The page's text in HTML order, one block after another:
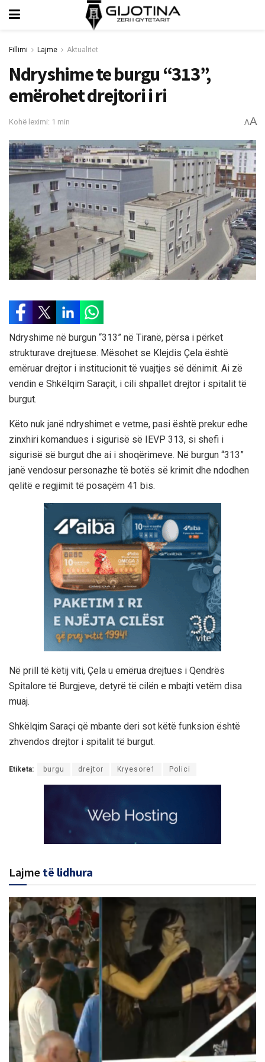
Fillimi Lajme Aktualitet
Ndryshime te burgu “313”,
emërohet drejtori i ri
Kohë leximi: 1 min AA
Ndryshime në burgun “313” në Tiranë, përsa i përket
strukturave drejtuese. Mësohet se Klejdis Çela është
emëruar drejtor i institucionit të vuajtjes së dënimit. Ai zë
vendin e Shkëlqim Saraçit, i cili shpallet drejtor i spitalit të
burgut.
Këto nuk janë ndryshimet e vetme, pasi është prekur edhe
zinxhiri komandues i sigurisë së IEVP 313, si shefi i
sigurisë së burgut dhe ai i shoqërimeve. Në burgun “313”
janë vendosur personazhe të botës së krimit dhe ndodhen
qelitë e regjimit të posaçëm 41 bis.
Në prill të këtij viti, Çela u emërua drejtues i Qendrës
Spitalore të Burgjeve, detyrë të cilën e mbajti vetëm disa
muaj.
Shkëlqim Saraçi që mbante deri sot këtë funksion është
zhvendos drejtor i spitalit të burgut.
Etiketa: burgu drejtor Kryesore1 Polici
Lajme të lidhura